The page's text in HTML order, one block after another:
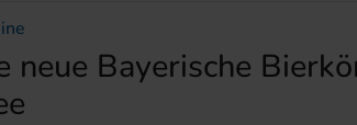
neue Bayerische